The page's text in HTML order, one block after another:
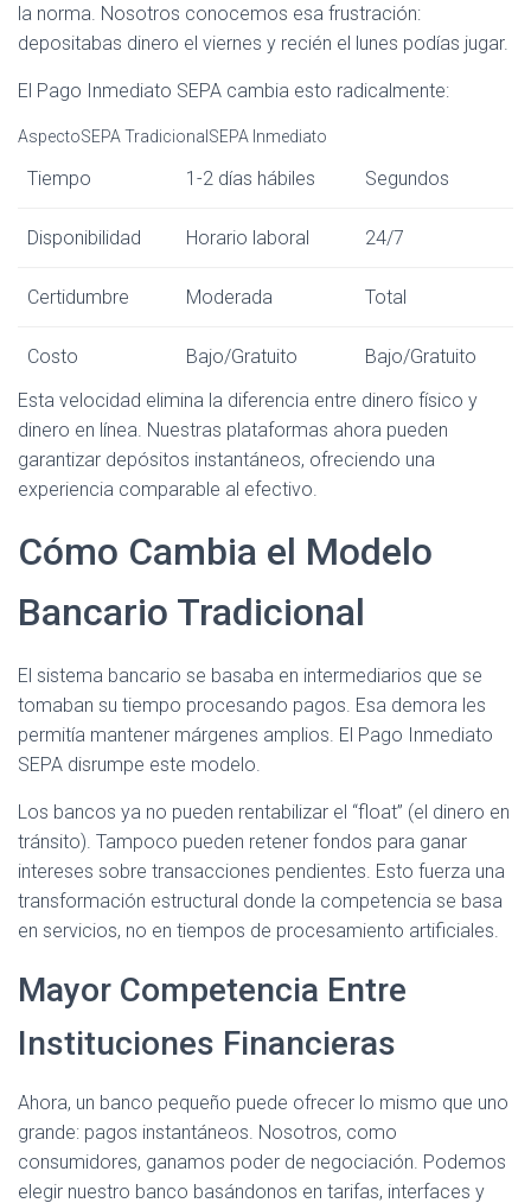
la norma. Nosotros conocemos esa frustración:
depositabas dinero el viernes y recién el lunes podías jugar.
El Pago Inmediato SEPA cambia esto radicalmente:
AspectoSEPA TradicionalSEPA Inmediato
Tiempo 1-2 días hábiles Segundos
Disponibilidad Horario laboral 24/7
Certidumbre Moderada Total
Costo Bajo/Gratuito
Bajo/Gratuito
Esta velocidad elimina la diferencia entre dinero físico y
dinero en línea. Nuestras plataformas ahora pueden
garantizar depósitos instantáneos, ofreciendo una
experiencia comparable al efectivo.
Cómo Cambia el Modelo
Bancario Tradicional
El sistema bancario se basaba en intermediarios que se
tomaban su tiempo procesando pagos. Esa demora les
permitía mantener márgenes amplios. El Pago Inmediato
SEPA disrumpe este modelo.
Los bancos ya no pueden rentabilizar el “float” (el dinero en
tránsito). Tampoco pueden retener fondos para ganar
intereses sobre transacciones pendientes. Esto fuerza una
transformación estructural donde la competencia se basa
en servicios, no en tiempos de procesamiento artificiales.
Mayor Competencia Entre
Instituciones Financieras
Ahora, un banco pequeño puede ofrecer lo mismo que uno
grande: pagos instantáneos. Nosotros, como
consumidores, ganamos poder de negociación. Podemos
elegir nuestro banco basándonos en tarifas, interfaces y